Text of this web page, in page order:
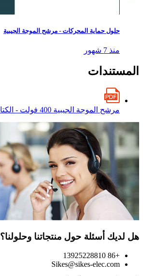
حلول حماية المحركات - مرشح الموجة الجيبية
منذ 7 شهور
المستندات
مرشح الموجة الجيبية 400 فولت - الكتالوج
هل لديك أسئلة حول منتجاتنا وحلولنا؟
+86 13925228810
Sikes@sikes-elec.com